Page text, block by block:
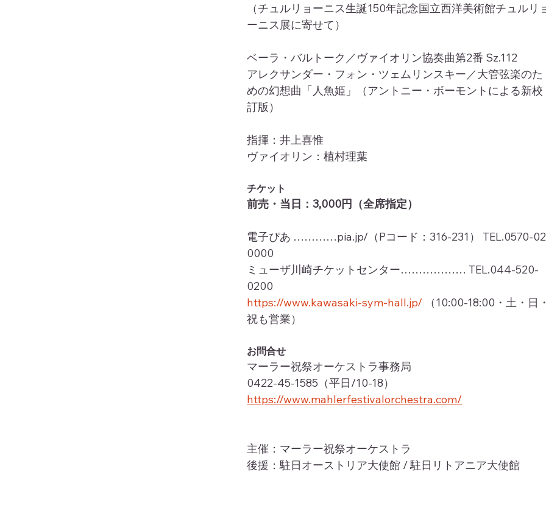
（チュルリョーニス生誕150年記念国立西洋美術館チュルリ
ーニス展に寄せて）
ベーラ・バルトーク／ヴァイオリン協奏曲第2番 Sz.112
アレクサンダー・フォン・ツェムリンスキー／大管弦楽のた
めの幻想曲「人魚姫」（アントニー・ボーモントによる新校
訂版）
指揮：井上喜惟
ヴァイオリン：植村理葉
チケット
前売・当日：3,000円（全席指定）
電子ぴあ …………pia.jp/（Pコード：316-231） TEL.0570-
0000
ミューザ川崎チケットセンター……………… TEL.044-520-
0200
https://www.kawasaki-sym-hall.jp/ （10:00-18:00・土・日
祝も営業）
お問合せ
マーラー祝祭オーケストラ事務局
0422-45-1585（平日/10-18）
https://www.mahlerfestivalorchestra.com/
主催：マーラー祝祭オーケストラ
後援：駐日オーストリア大使館 / 駐日リトアニア大使館